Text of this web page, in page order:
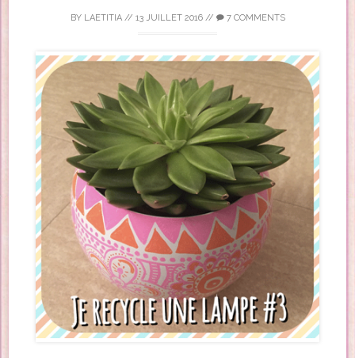
BY LAETITIA// 13 JUILLET 2016// 7 COMMENTS